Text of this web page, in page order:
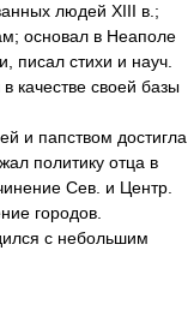
людей XIII в.;
основал в Неаполе
писал стихи и науч.
качестве своей базы
и папством достигла
политику отца в
Сев. и Центр.
городов.
с небольшим